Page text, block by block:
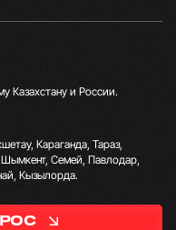
Казахстану и России.
Караганда, Тараз,
Семей, Павлодар,
Кызылорда.